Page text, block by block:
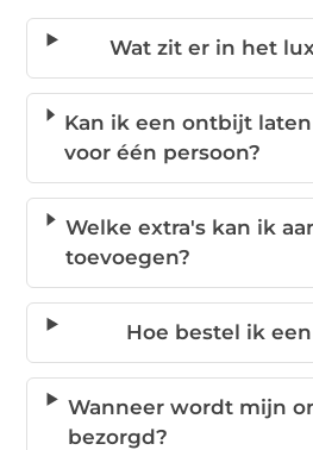
Wat zit er in het
Kan ik een ontbijt
voor één persoon?
Welke extra's kan ik
toevoegen?
Hoe bestel ik
Wanneer wordt mijn
bezorgd?